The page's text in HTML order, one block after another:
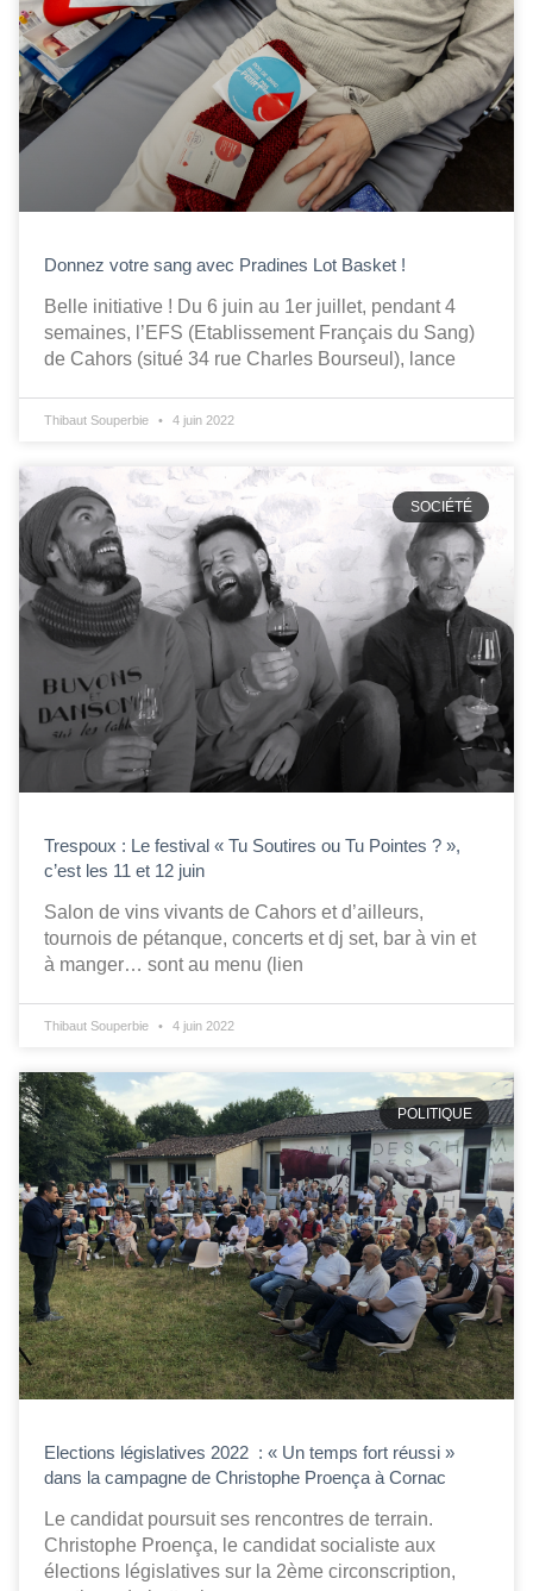
Donnez votre sang avec Pradines Lot Basket !
Belle initiative ! Du 6 juin au 1er juillet, pendant 4
semaines, l’EFS (Etablissement Français du Sang)
de Cahors (situé 34 rue Charles Bourseul), lance
Thibaut Souperbie 4 juin 2022
SOCIÉTÉ
Trespoux : Le festival « Tu Soutires ou Tu Pointes ? »,
c’est les 11 et 12 juin
Salon de vins vivants de Cahors et d’ailleurs,
tournois de pétanque, concerts et dj set, bar à vin et
à manger… sont au menu (lien
Thibaut Souperbie 4 juin 2022
POLITIQUE
Elections législatives 2022 : « Un temps fort réussi »
dans la campagne de Christophe Proença à Cornac
Le candidat poursuit ses rencontres de terrain.
Christophe Proença, le candidat socialiste aux
élections législatives sur la 2ème circonscription,